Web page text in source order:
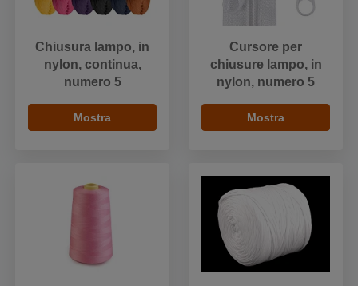
Chiusura lampo, in
nylon, continua,
numero 5
Mostra
Cursore per
chiusure lampo, in
nylon, numero 5
Mostra